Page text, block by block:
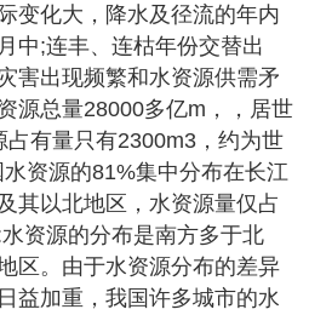
变化大，降水及径流的年内
中;连丰、连枯年份交替出
害出现频繁和水资源供需矛
源总量28000多亿m，，居世
有量只有2300m3，约为世
资源的81%集中分布在长江
其以北地区，水资源量仅占
资源的分布是南方多于北
区。由于水资源分布的差异
益加重，我国许多城市的水